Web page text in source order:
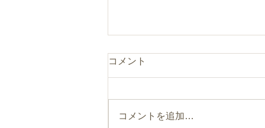
コメント
コメントを追加…